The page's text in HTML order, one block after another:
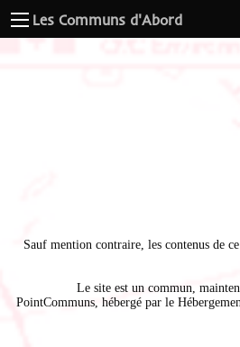
Les Communs d'Abord
Sauf mention contraire, les contenus de
Le site est un commun,
PointCommuns , hébergé par le